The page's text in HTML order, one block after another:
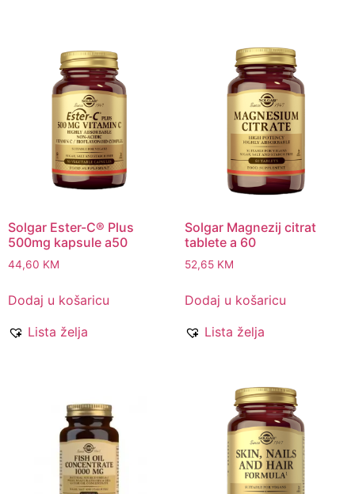
Solgar Ester-C® Plus
500mg kapsule a50
44,60 KM
Dodaj u košaricu
Lista želja
Solgar Magnezij citrat
tablete a 60
52,65 KM
Dodaj u košaricu
Lista želja